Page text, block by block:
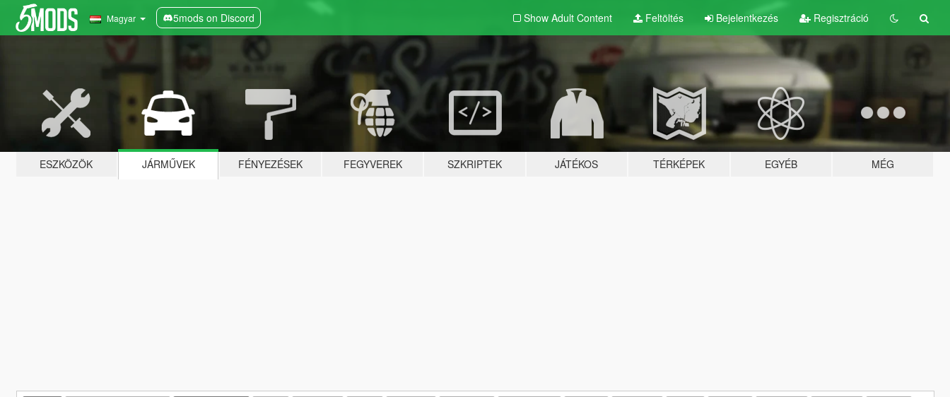
Magyar 5mods on Discord Show Adult Content Feltöltés Bejelentkezés Regisztráció
ESZKÖZÖK JÁRMŰVEK FÉNYEZÉSEK FEGYVEREK SZKRIPTEK JÁTÉKOS TÉRKÉPEK EGYÉB MÉG